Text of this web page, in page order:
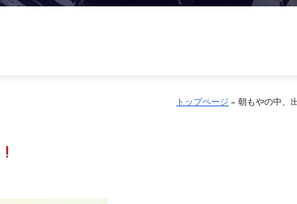
トップページ » 朝もやの中、